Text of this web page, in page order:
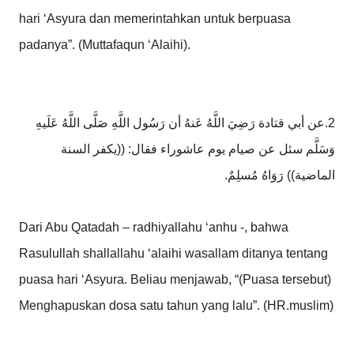
hari ‘Asyura dan memerintahkan untuk berpuasa
padanya”. (Muttafaqun ‘Alaihi).
2.عن أبي قتادة رَضِيَ اللَّهُ عَنهُ أن رَسُول اللَّهِ صَلَّى اللَّهُ عَلَيهِ
وَسَلَّم سئل عن صيام يوم عاشوراء فقال: ((يكفر السنة
الماضية)) رَوَاهُ مُسلِمٌ.
Dari Abu Qatadah – radhiyallahu ‘anhu -, bahwa
Rasulullah shallallahu ‘alaihi wasallam ditanya tentang
puasa hari ‘Asyura. Beliau menjawab, “(Puasa tersebut)
Menghapuskan dosa satu tahun yang lalu”. (HR.muslim)